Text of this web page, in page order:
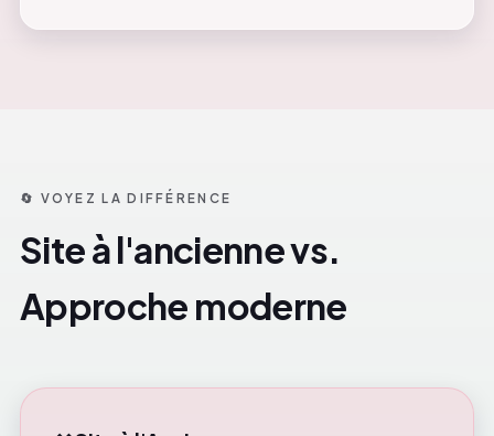
🔄 VOYEZ LA DIFFÉRENCE
Site à l'ancienne vs.
Approche moderne